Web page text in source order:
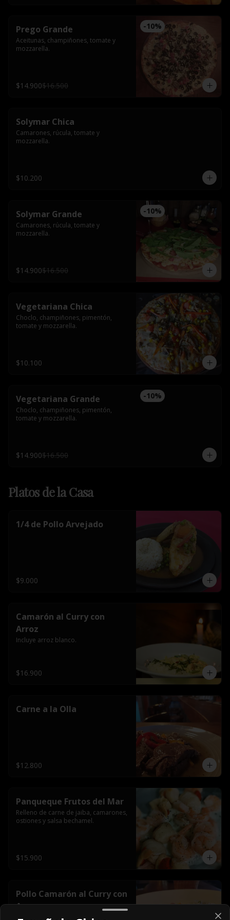
-10%
Prego Grande
Aceitunas, champiñones, tomate y
mozzarella.
$14.900$16.500
Solymar Chica
Camarones, rúcula, tomate y
mozzarella.
$10.200
-10%
Solymar Grande
Camarones, rúcula, tomate y
mozzarella.
$14.900$16.500
Vegetariana Chica
Choclo, champiñones, pimentón,
tomate y mozzarella.
$10.100
-10%
Vegetariana Grande
Choclo, champiñones, pimentón,
tomate y mozzarella.
$14.900$16.500
Platos de la Casa
1/4 de Pollo Arvejado
$9.000
Camarón al Curry con
Arroz
Incluye arroz blanco.
$16.900
Carne a la Olla
$12.800
Panqueque Frutos del Mar
Relleno de carne de jaiba, camarones,
ostiones y salsa bechamel.
$15.900
Pollo Camarón al Curry con
Arroz
Incluye arroz blanco.